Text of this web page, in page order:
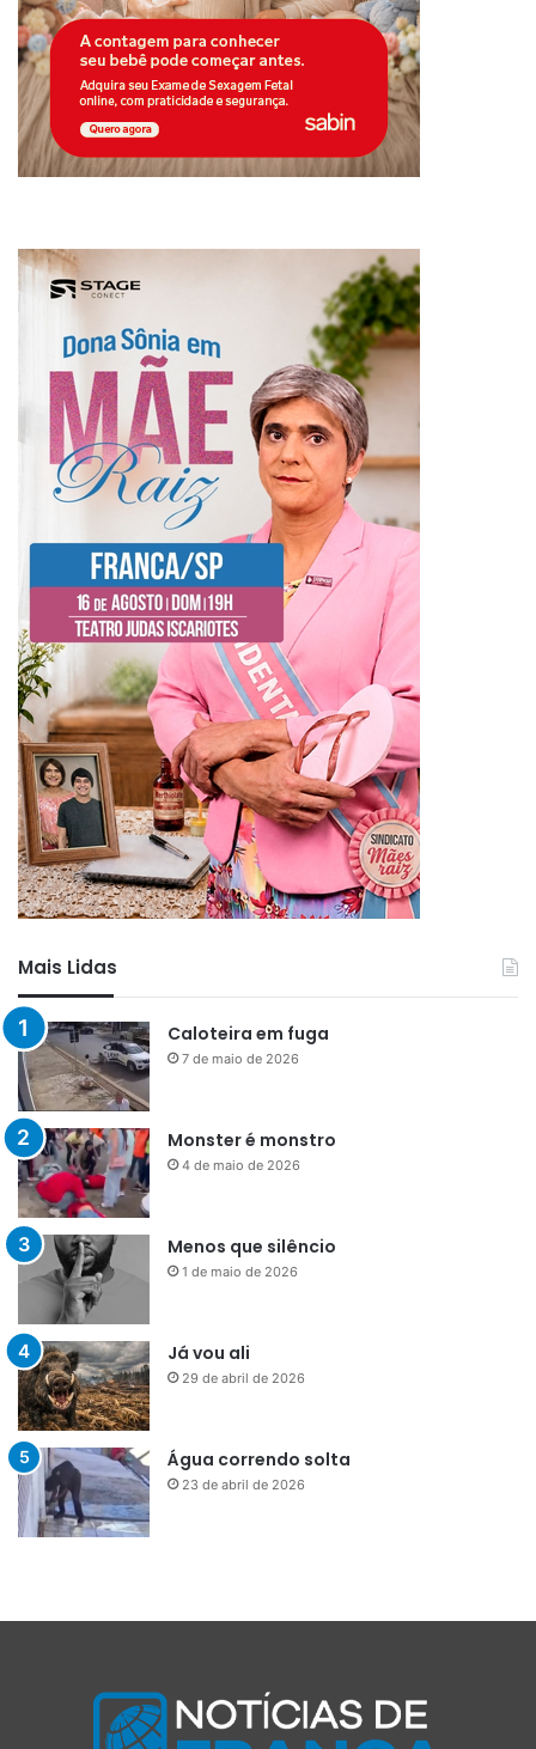
Mais Lidas
Caloteira em fuga
7 de maio de 2026
Monster é monstro
4 de maio de 2026
Menos que silêncio
1 de maio de 2026
Já vou ali
29 de abril de 2026
Água correndo solta
23 de abril de 2026